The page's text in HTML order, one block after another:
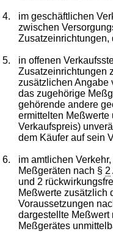
4.
im geschäftlichen
zwischen
Zusatzeinrichtungen,
5.
in offenen
Zusatzeinrichtungen
zusätzlichen Angabe
das zugehörige
gehörende andere
ermittelten Meßwerte
Verkaufspreis)
dem Käufer auf sein
6.
im amtlichen
Meßgeräten nach § 2
und 2
Meßwerte zusätzlich
Voraussetzungen
dargestellte Meßwert
Meßgerätes